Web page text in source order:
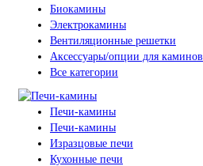
Биокамины
Электрокамины
Вентиляционные решетки
Аксессуары/опции для каминов
Все категории
Печи-камины
Печи-камины
Изразцовые печи
Кухонные печи